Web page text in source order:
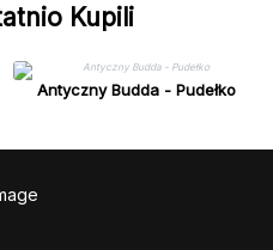
Kupili
Antyczny Budda - Pudełko